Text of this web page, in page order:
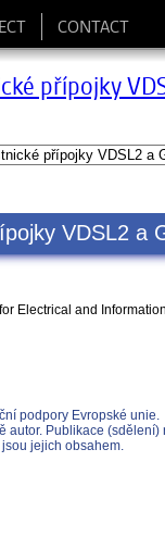
CONTACT
přípojky